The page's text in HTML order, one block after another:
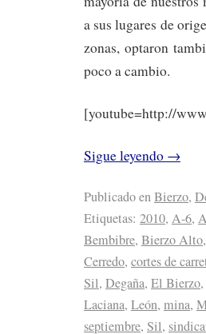
a sus lugares de
zonas, optaron
poco a cambio.
[youtube=http://
Sigue leyendo →
Publicado enBierzo,
Etiquetas: 2010, A-6,
Bembibre, Bierzo Alto,
Cerredo, cortes de
Sil, Degaña, El Bierzo,
Laciana, León, mina,
septiembre, Sil,